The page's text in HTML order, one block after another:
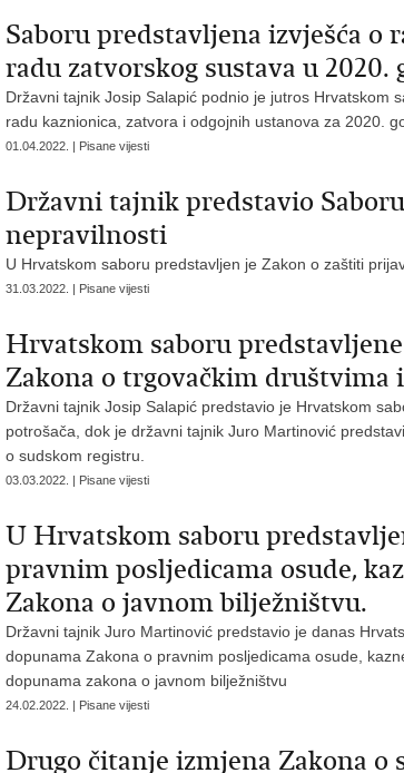
Saboru predstavljena izvješća o
radu zatvorskog sustava u 2020.
Državni tajnik Josip Salapić podnio je jutros Hrvatskom
radu kaznionica, zatvora i odgojnih ustanova za 2020.
01.04.2022. | Pisane vijesti
Državni tajnik predstavio
nepravilnosti
U Hrvatskom saboru predstavljen je Zakon o zaštiti
31.03.2022. | Pisane vijesti
Hrvatskom saboru
Zakona o trgovačkim društvima
Državni tajnik Josip Salapić predstavio je Hrvatskom
potrošača, dok je državni tajnik Juro Martinović
o sudskom registru.
03.03.2022. | Pisane vijesti
U Hrvatskom saboru
pravnim posljedicama osude,
Zakona o javnom bilježništvu.
Državni tajnik Juro Martinović predstavio je danas
dopunama Zakona o pravnim posljedicama osude,
dopunama zakona o javnom bilježništvu
24.02.2022. | Pisane vijesti
Drugo čitanje izmjena Zakona o